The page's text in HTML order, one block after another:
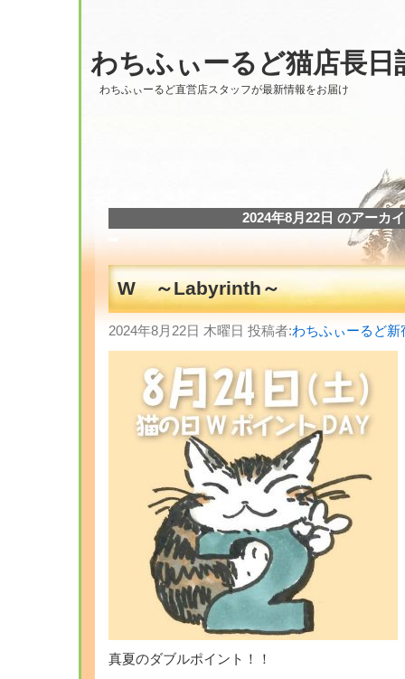
わちふぃーるど猫店長日
わちふぃーるど直営店スタッフが最新情報をお届け
2024年8月22日 のアーカ
W ～Labyrinth～
2024年8月22日 木曜日 投稿者:わちふぃーるど
真夏のダブルポイント！！